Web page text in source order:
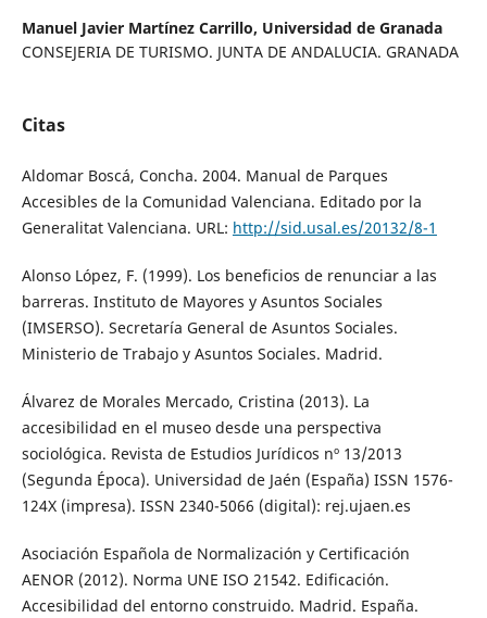
Manuel Javier Martínez Carrillo, Universidad de Granada
CONSEJERIA DE TURISMO. JUNTA DE ANDALUCIA. GRANADA
Citas
Aldomar Boscá, Concha. 2004. Manual de Parques
Accesibles de la Comunidad Valenciana. Editado por la
Generalitat Valenciana. URL: http://sid.usal.es/20132/8-1
Alonso López, F. (1999). Los beneficios de renunciar a las
barreras. Instituto de Mayores y Asuntos Sociales
(IMSERSO). Secretaría General de Asuntos Sociales.
Ministerio de Trabajo y Asuntos Sociales. Madrid.
Álvarez de Morales Mercado, Cristina (2013). La
accesibilidad en el museo desde una perspectiva
sociológica. Revista de Estudios Jurídicos nº 13/2013
(Segunda Época). Universidad de Jaén (España) ISSN 1576-
124X (impresa). ISSN 2340-5066 (digital): rej.ujaen.es
Asociación Española de Normalización y Certificación
AENOR (2012). Norma UNE ISO 21542. Edificación.
Accesibilidad del entorno construido. Madrid. España.